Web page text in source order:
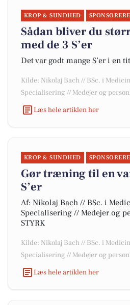
KROP & SUNDHED
Sådan bliver du
med de 3 S’er
Det var godt mange S’er i en
Kilde: Nikolaj Bach // BSc. i
Specialisering // Medejer og
Læs hele artiklen her
KROP & SUNDHED
Gør træning til en
S’er
Af: Nikolaj Bach // BSc. i
Specialisering // Medejer og
STYRK
Kilde: Nikolaj Bach // BSc. i
Specialisering // Medejer og
Læs hele artiklen her